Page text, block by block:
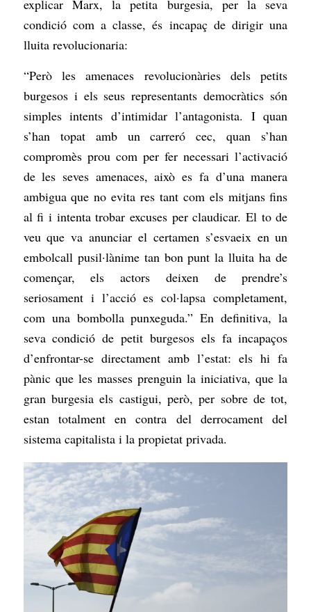
explicar Marx, la petita burgesia, per la seva
condició com a classe, és incapaç de dirigir una
lluita revolucionaria:
“Però les amenaces revolucionàries dels petits
burgesos i els seus representants democràtics són
simples intents d’intimidar l’antagonista. I quan
s’han topat amb un carreró cec, quan s’han
compromès prou com per fer necessari l’activació
de les seves amenaces, això es fa d’una manera
ambigua que no evita res tant com els mitjans fins
al fi i intenta trobar excuses per claudicar. El to de
veu que va anunciar el certamen s’esvaeix en un
embolcall pusil·lànime tan bon punt la lluita ha de
començar, els actors deixen de prendre’s
seriosament i l’acció es col·lapsa completament,
com una bombolla punxeguda.” En definitiva, la
seva condició de petit burgesos els fa incapaços
d’enfrontar-se directament amb l’estat: els hi fa
pànic que les masses prenguin la iniciativa, que la
gran burgesia els castigui, però, per sobre de tot,
estan totalment en contra del derrocament del
sistema capitalista i la propietat privada.